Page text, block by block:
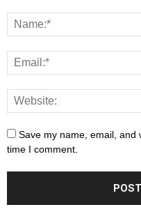
Save my name, email, and
time I comment.